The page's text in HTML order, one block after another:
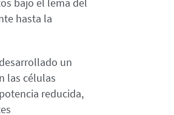
bajo el lema del
hasta la
un
las células
reducida,